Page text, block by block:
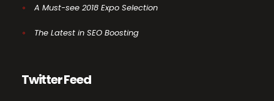
A Must-see 2018 Expo Selection
The Latest in SEO Boosting
Twitter Feed